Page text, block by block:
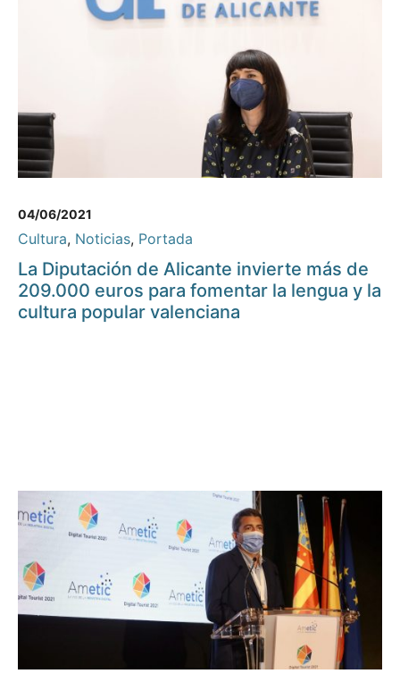
04/06/2021
Cultura, Noticias, Portada
La Diputación de Alicante invierte más de
209.000 euros para fomentar la lengua y la
cultura popular valenciana